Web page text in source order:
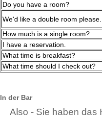
Do you have a room?
We'd like a double room please.
How much is a single room?
I have a reservation.
What time is breakfast?
What time should I check out?
In der Bar
Also - Sie haben das